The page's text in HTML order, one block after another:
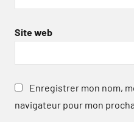
Site web
Enregistrer mon nom,
navigateur pour mon